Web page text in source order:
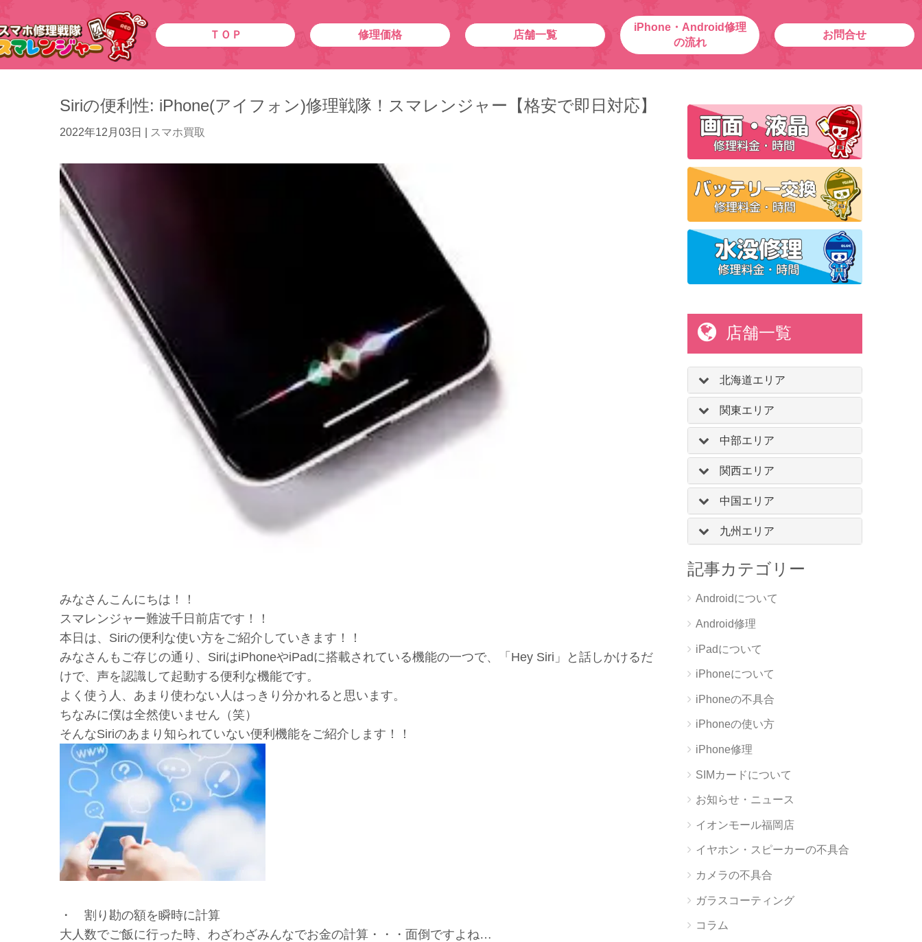
ＴＯＰ 修理価格 店舗一覧
iPhone・Android修理
の流れ
お問合せ
Siriの便利性: iPhone(アイフォン)修理戦隊！スマレンジャー【格安で即日対応】
2022年12月03日 スマホ買取
みなさんこんにちは！！
スマレンジャー難波千日前店です！！
本日は、Siriの便利な使い方をご紹介していきます！！
みなさんもご存じの通り、SiriはiPhoneやiPadに搭載されている機能の一つで、「Hey Siri」と話しかけるだ
けで、声を認識して起動する便利な機能です。
よく使う人、あまり使わない人はっきり分かれると思います。
ちなみに僕は全然使いません（笑）
そんなSiriのあまり知られていない便利機能をご紹介します！！
・ 割り勘の額を瞬時に計算
大人数でご飯に行った時、わざわざみんなでお金の計算・・・面倒ですよね…
店舗一覧
北海道エリア
関東エリア
中部エリア
関西エリア
中国エリア
九州エリア
記事カテゴリー
Androidについて
Android修理
iPadについて
iPhoneについて
iPhoneの不具合
iPhoneの使い方
iPhone修理
SIMカードについて
お知らせ・ニュース
イオンモール福岡店
イヤホン・スピーカーの不具合
カメラの不具合
ガラスコーティング
コラム